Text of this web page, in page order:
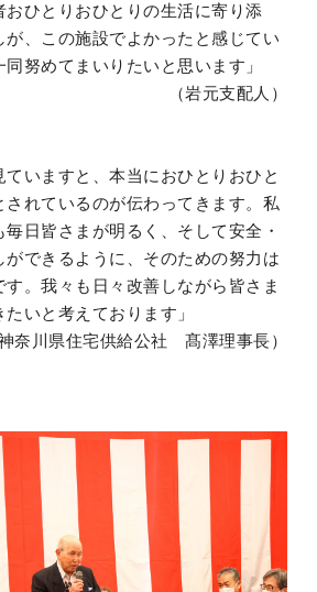
おひとりおひとりの生活に寄り添
が、この施設でよかったと感じてい
努めてまいりたいと思います」
（岩元支配人）
ていますと、本当におひとりおひと
されているのが伝わってきます。私
日皆さまが明るく、そして安全・
ができるように、そのための努力は
。我々も日々改善しながら皆さま
いと考えております」
神奈川県住宅供給公社 髙澤理事長）